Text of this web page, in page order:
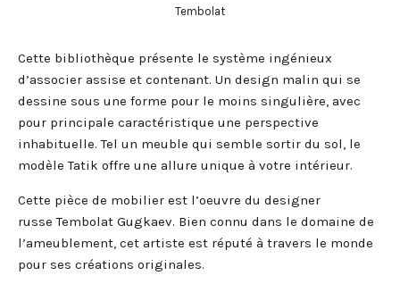
Tembolat
Cette bibliothèque présente le système ingénieux
d’associer assise et contenant. Un design malin qui se
dessine sous une forme pour le moins singulière, avec
pour principale caractéristique une perspective
inhabituelle. Tel un meuble qui semble sortir du sol, le
modèle Tatik offre une allure unique à votre intérieur.
Cette pièce de mobilier est l’oeuvre du designer
russe Tembolat Gugkaev. Bien connu dans le domaine de
l’ameublement, cet artiste est réputé à travers le monde
pour ses créations originales.